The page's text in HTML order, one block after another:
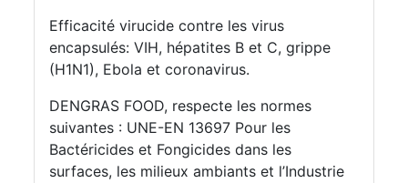
Efficacité virucide contre les virus
encapsulés: VIH, hépatites B et C, grippe
(H1N1), Ebola et coronavirus.
DENGRAS FOOD, respecte les normes
suivantes : UNE-EN 13697 Pour les
Bactéricides et Fongicides dans les
surfaces, les milieux ambiants et l’Industrie